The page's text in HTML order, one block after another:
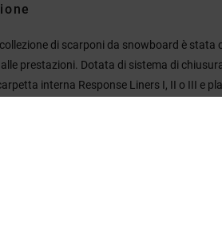
di scarponi da snowboard è stata
prestazioni. Dotata di sistema di
interna Response Liners I, II o III e
la gamma. Tutti gli scarponi sono
dal primo utilizzo, così puoi goderti la neve
sopportare i disagi dei primi giorni. Le
tecnica per ogni disciplina, dai
di alta qualità fino alle versioni più avanzate